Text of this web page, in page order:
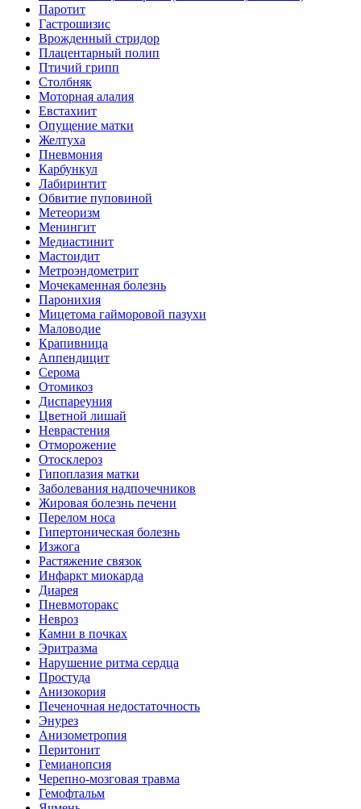
Паротит
Гастрошизис
Врожденный стридор
Плацентарный полип
Птичий грипп
Столбняк
Моторная алалия
Евстахиит
Опущение матки
Желтуха
Пневмония
Карбункул
Лабиринтит
Обвитие пуповиной
Метеоризм
Менингит
Медиастинит
Мастоидит
Метроэндометрит
Мочекаменная болезнь
Паронихия
Мицетома гайморовой пазухи
Маловодие
Крапивница
Аппендицит
Серома
Отомикоз
Диспареуния
Цветной лишай
Неврастения
Отморожение
Отосклероз
Гипоплазия матки
Заболевания надпочечников
Жировая болезнь печени
Перелом носа
Гипертоническая болезнь
Изжога
Растяжение связок
Инфаркт миокарда
Диарея
Пневмоторакс
Невроз
Камни в почках
Эритразма
Нарушение ритма сердца
Простуда
Анизокория
Печеночная недостаточность
Энурез
Анизометропия
Перитонит
Гемианопсия
Черепно-мозговая травма
Гемофтальм